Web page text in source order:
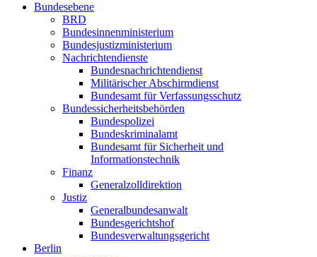
Bundesebene
BRD
Bundesinnenministerium
Bundesjustizministerium
Nachrichtendienste
Bundesnachrichtendienst
Militärischer Abschirmdienst
Bundesamt für Verfassungsschutz
Bundessicherheitsbehörden
Bundespolizei
Bundeskriminalamt
Bundesamt für Sicherheit und
Informationstechnik
Finanz
Generalzolldirektion
Justiz
Generalbundesanwalt
Bundesgerichtshof
Bundesverwaltungsgericht
Berlin